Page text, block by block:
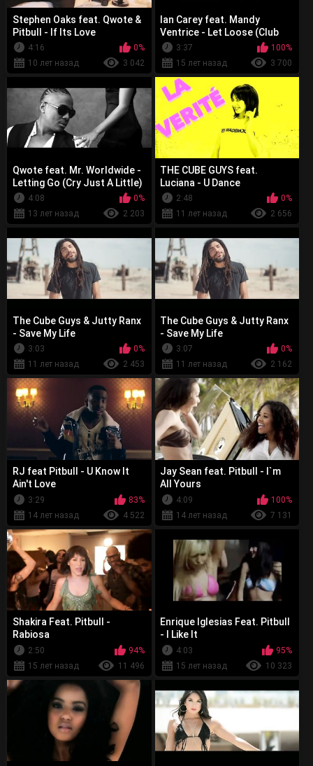
Stephen Oaks feat. Qwote &
Pitbull - If Its Love
4:16
0%
10 лет назад
3 042
Ian Carey feat. Mandy
Ventrice - Let Loose (Club
Mix)3:37
100%
15 лет назад
3 700
Qwote feat. Mr. Worldwide -
Letting Go (Cry Just A Little)
4:08
0%
13 лет назад
2 203
THE CUBE GUYS feat.
Luciana - U Dance
2:48
0%
11 лет назад
2 656
The Cube Guys & Jutty Ranx
- Save My Life
3:03
0%
11 лет назад
2 453
The Cube Guys & Jutty Ranx
- Save My Life
3:07
0%
11 лет назад
2 162
RJ feat Pitbull - U Know It
Ain't Love
3:29
83%
14 лет назад
4 522
Jay Sean feat. Pitbull - I`m
All Yours
4:09
100%
14 лет назад
7 131
Shakira Feat. Pitbull -
Rabiosa
2:50
94%
15 лет назад
11 496
Enrique Iglesias Feat. Pitbull
- I Like It
4:03
95%
15 лет назад
10 323